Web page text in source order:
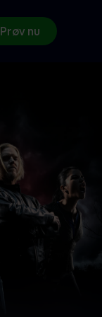
Prøv nu